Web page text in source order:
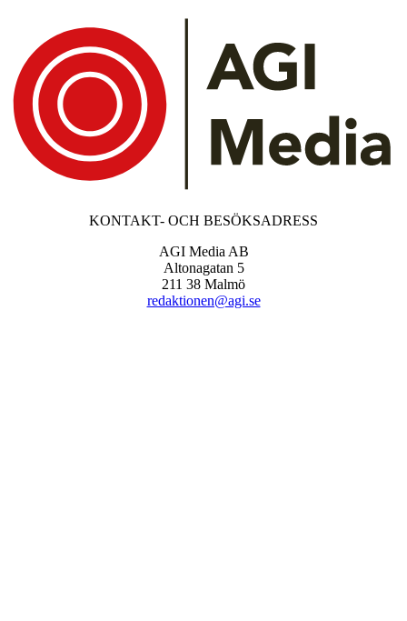
KONTAKT- OCH BESÖKSADRESS
AGI Media AB
Altonagatan 5
211 38 Malmö
redaktionen@agi.se